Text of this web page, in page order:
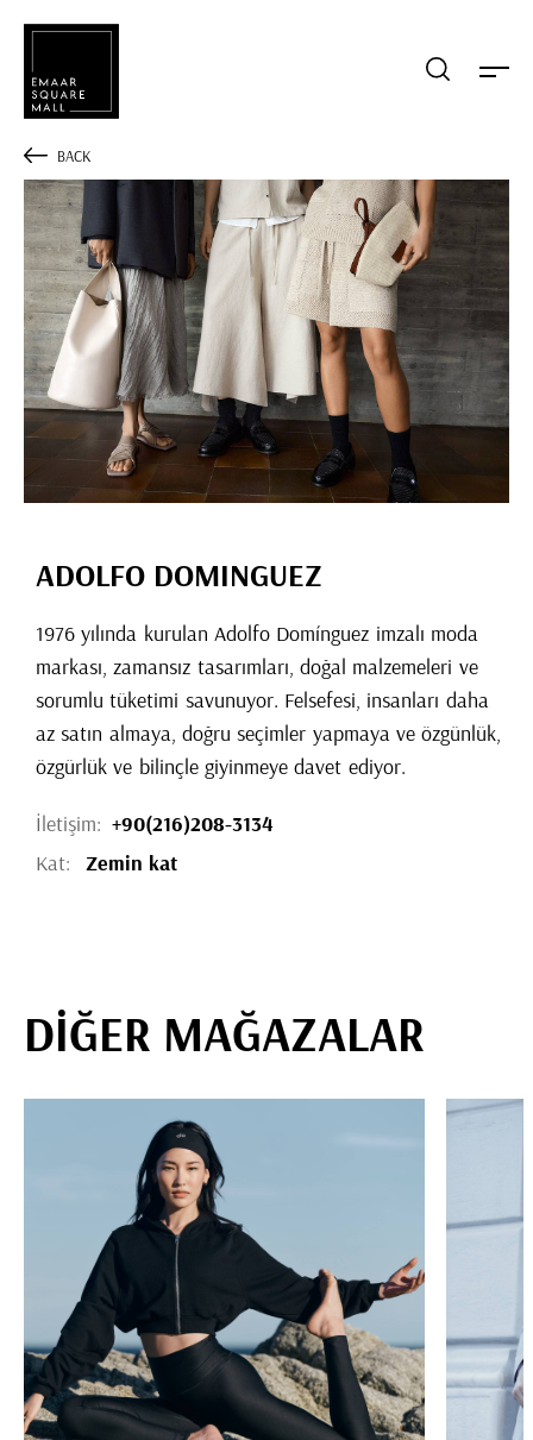
BACK
ADOLFO DOMINGUEZ
1976 yılında kurulan Adolfo Domínguez imzalı moda
markası, zamansız tasarımları, doğal malzemeleri ve
sorumlu tüketimi savunuyor. Felsefesi, insanları daha
az satın almaya, doğru seçimler yapmaya ve özgünlük,
özgürlük ve bilinçle giyinmeye davet ediyor.
İletişim: +90(216)208-3134
Kat:
Zemin kat
DİĞER MAĞAZALAR
Mağaza, restaurant, etkinlik arama
POPÜLER ARAMALAR
Alışveriş Lezzet Eğlence
Kampanyalar Etkinlik